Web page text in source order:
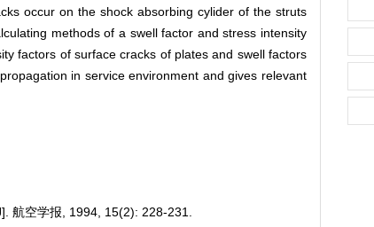
occur on the shock absorbing cylider of the struts
methods of a swell factor and stress intensity
factors of surface cracks of plates and swell factors
in service environment and gives relevant
航空学报, 1994, 15(2): 228-231.